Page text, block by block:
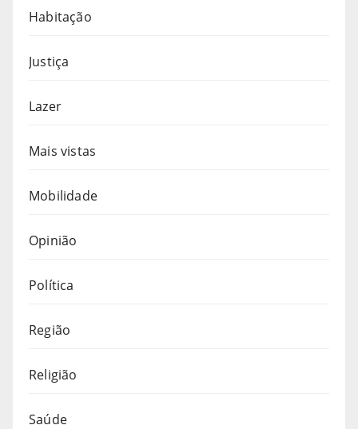
Habitação
Justiça
Lazer
Mais vistas
Mobilidade
Opinião
Política
Região
Religião
Saúde